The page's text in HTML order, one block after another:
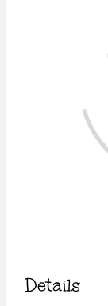
Details